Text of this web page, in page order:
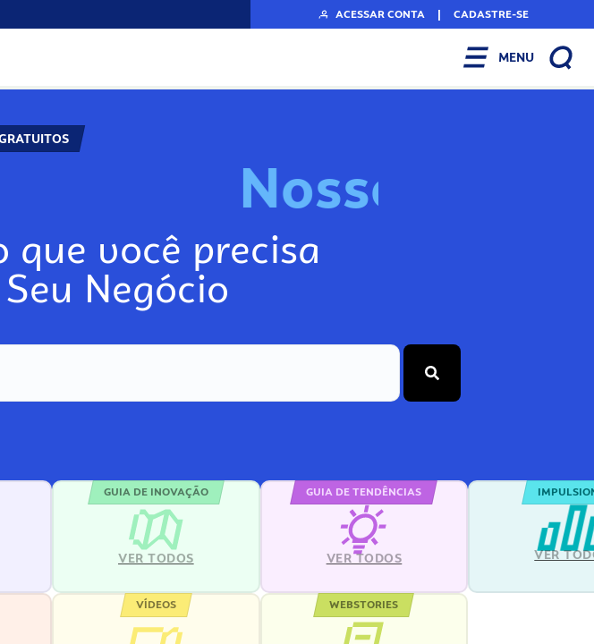
ACESSAR CONTA | CADASTRE-SE
MENU
Nosso
que você precisa
Negócio
GUIA DE INOVAÇÃO
VER TODOS
GUIA DE TENDÊNCIAS
VER TODOS VER
VÍDEOS WEBSTORIES